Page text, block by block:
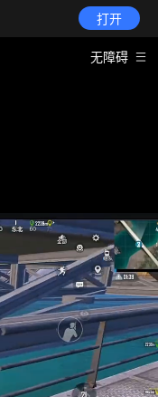
打开
无障碍